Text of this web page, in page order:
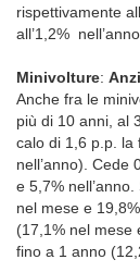
rispettivamente
all’1,2% nell’anno.
Minivolture:
Anche fra le
più di 10 anni, al
calo di 1,6 p.p. la
nell’anno). Cede
e 5,7%
nel mese e
(17,1% nel mese
fino a 1 anno